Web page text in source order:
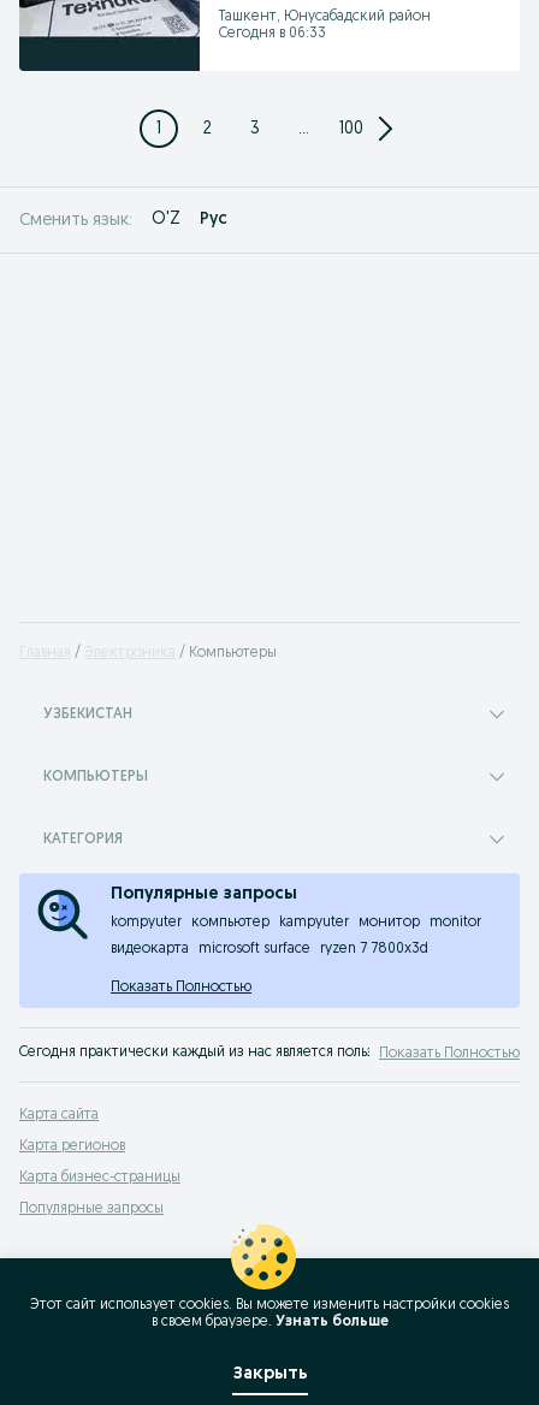
Ташкент, Юнусабадский район
Сегодня в 06:33
1 2 3 ... 100
Сменить язык: O'Z Рус
Главная Электроника Компьютеры
УЗБЕКИСТАН
КОМПЬЮТЕРЫ
КАТЕГОРИЯ
Популярные запросы
kompyuter компьютер kampyuter монитор
monitor
видеокарта
microsoft surface ryzen 7 7800x3d
Показать Полностью
Сегодня практически каждый из нас является пользователем ПК,
Компьютерная техника на OLX.uz
Перед тем, как купить компьютер, советуем определиться с
узнать и сравнить цены на компьютерную технику бу в Узбекистане;
удобно просмотреть объявления с фото компьютеров;
купить компьютер совсем недорого;
Кроме компьютерной техники, в разделе электроники у нас также
Чем полезен сервис объявлений OLX.uz?
ОЛХ — сайт объявлений в Узбекистане, который заботится о своих
узнать больше информации об интересующем товаре — от
реализовать продукцию.
Показать Полностью
Карта сайта
Карта регионов
Карта бизнес-страницы
Популярные запросы
Этот сайт использует cookies. Вы можете изменить настройки cookies
в своeм браузере. Узнать больше
Закрыть